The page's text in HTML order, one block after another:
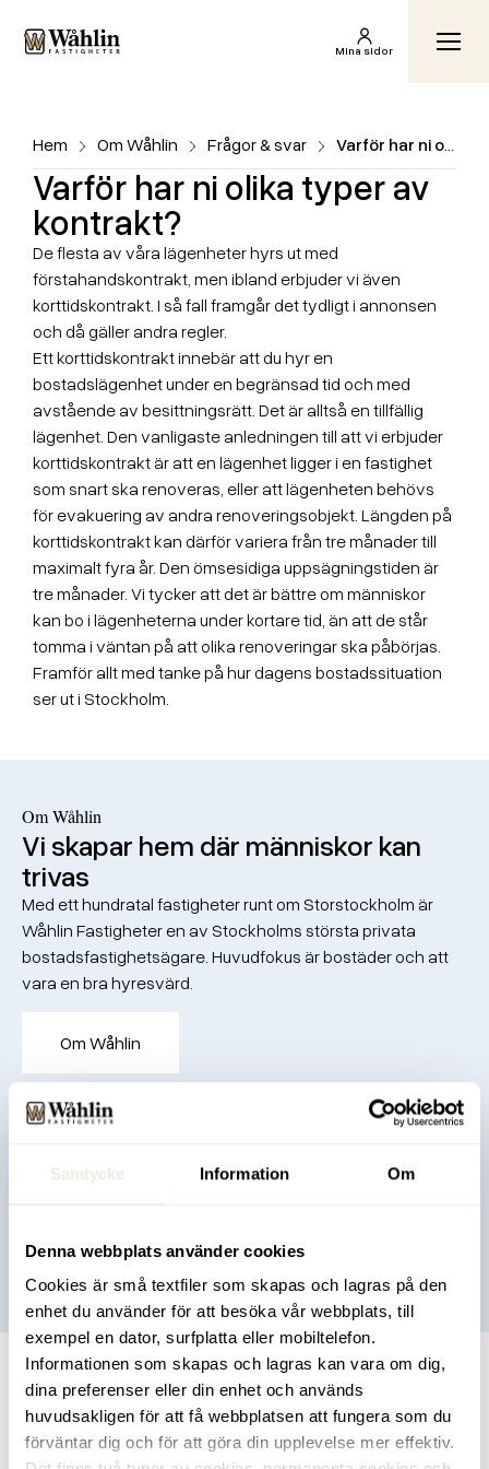
Samtycke Information Om
Denna webbplats använder cookies
Cookies är små textfiler som skapas och lagras på den
enhet du använder för att besöka vår webbplats, till
exempel en dator, surfplatta eller mobiltelefon.
Informationen som skapas och lagras kan vara om dig,
dina preferenser eller din enhet och används
huvudsakligen för att få webbplatsen att fungera som du
förväntar dig och för att göra din upplevelse mer effektiv.
Wåhlin Fastigheter AB Mina sidor
Hem Om Wåhlin Frågor & svar Varför har ni olika typer av kontrakt?
Varför har ni olika typer av
kontrakt?
De flesta av våra lägenheter hyrs ut med
förstahandskontrakt, men ibland erbjuder vi även
korttidskontrakt. I så fall framgår det tydligt i annonsen
och då gäller andra regler.
Ett korttidskontrakt innebär att du hyr en
bostadslägenhet under en begränsad tid och med
avstående av besittningsrätt. Det är alltså en tillfällig
lägenhet. Den vanligaste anledningen till att vi erbjuder
korttidskontrakt är att en lägenhet ligger i en fastighet
som snart ska renoveras, eller att lägenheten behövs
för evakuering av andra renoveringsobjekt. Längden på
korttidskontrakt kan därför variera från tre månader till
maximalt fyra år. Den ömsesidiga uppsägningstiden är
tre månader. Vi tycker att det är bättre om människor
kan bo i lägenheterna under kortare tid, än att de står
tomma i väntan på att olika renoveringar ska påbörjas.
Framför allt med tanke på hur dagens bostadssituation
ser ut i Stockholm.
Om Wåhlin
Vi skapar hem där människor kan
trivas
Med ett hundratal fastigheter runt om Storstockholm är
Wåhlin Fastigheter en av Stockholms största privata
bostadsfastighetsägare. Huvudfokus är bostäder och att
vara en bra hyresvärd.
Om Wåhlin